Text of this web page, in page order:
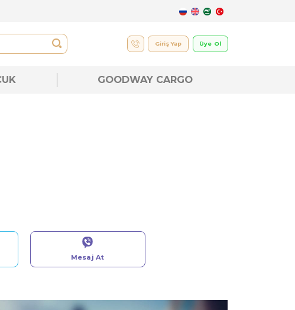
GOODWAY CARGO